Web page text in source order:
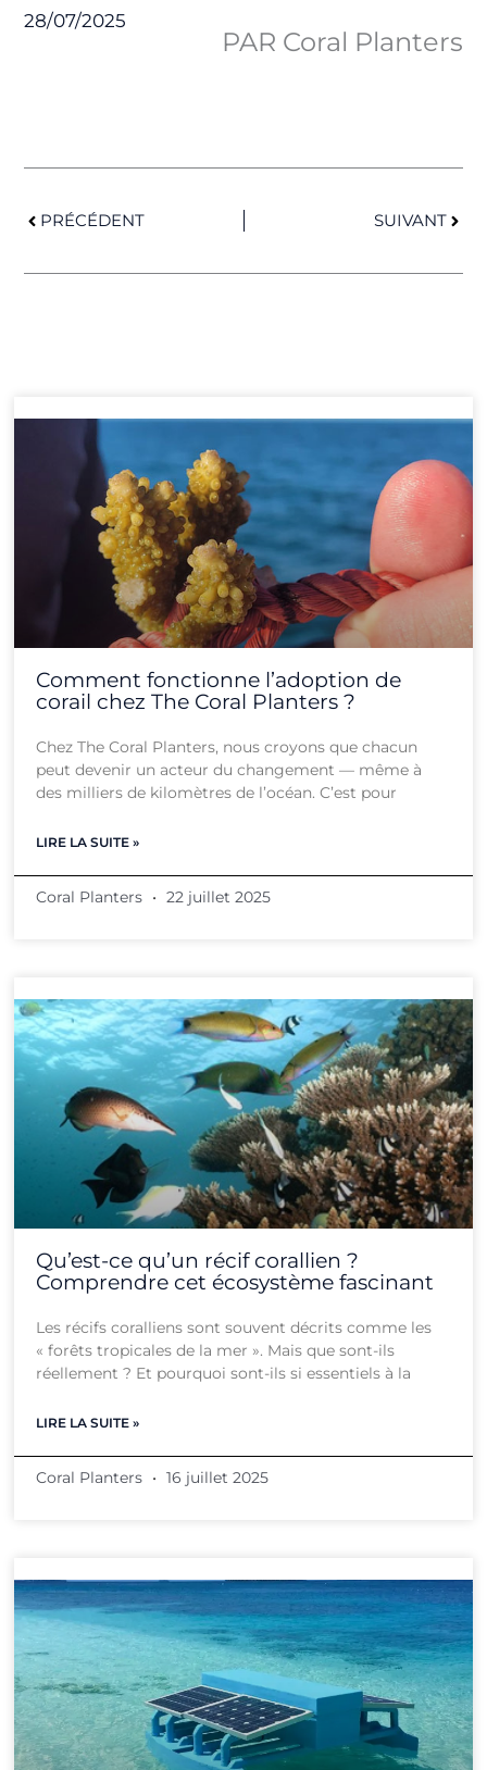
28/07/2025
PAR Coral Planters
PRÉCÉDENT SUIVANT
Comment fonctionne l’adoption de
corail chez The Coral Planters ?
Chez The Coral Planters, nous croyons que chacun
peut devenir un acteur du changement — même à
des milliers de kilomètres de l’océan. C’est pour
LIRE LA SUITE »
Coral Planters 22 juillet 2025
Qu’est-ce qu’un récif corallien ?
Comprendre cet écosystème fascinant
Les récifs coralliens sont souvent décrits comme les
« forêts tropicales de la mer ». Mais que sont-ils
réellement ? Et pourquoi sont-ils si essentiels à la
LIRE LA SUITE »
Coral Planters 16 juillet 2025